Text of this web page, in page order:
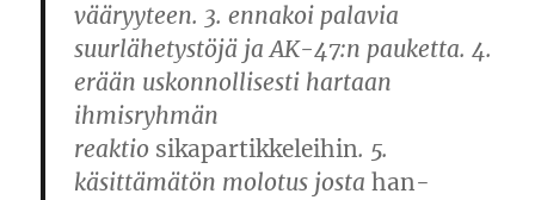
vääryyteen. 3. ennakoi palavia
suurlähetystöjä ja AK-47:n pauketta. 4.
erään uskonnollisesti hartaan
ihmisryhmän
reaktio sikapartikkeleihin. 5.
käsittämätön molotus jostahan-